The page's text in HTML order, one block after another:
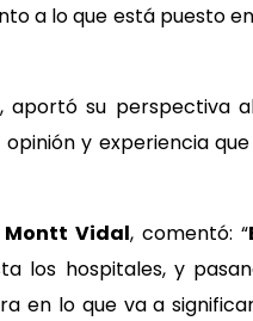
a lo que está puesto
, aportó su perspectiva
y experiencia
Montt Vidal, comentó: “
los hospitales, y
en lo que va a